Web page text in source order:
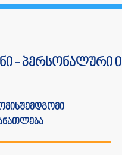
- პერსონალური